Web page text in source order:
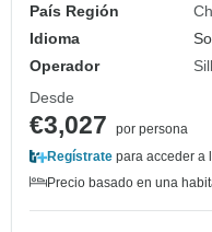
País Región
Idioma
Operador
Desde
€3,027
por persona
Regístrate para acceder a
Precio basado en una